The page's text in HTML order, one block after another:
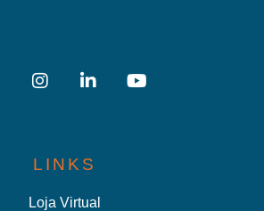
LINKS
Loja Virtual